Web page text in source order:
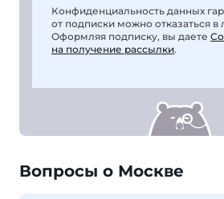
Конфиденциальность данных
от подписки можно отказаться
Оформляя подписку, вы даете
на получение рассылки.
Вопросы о Москве